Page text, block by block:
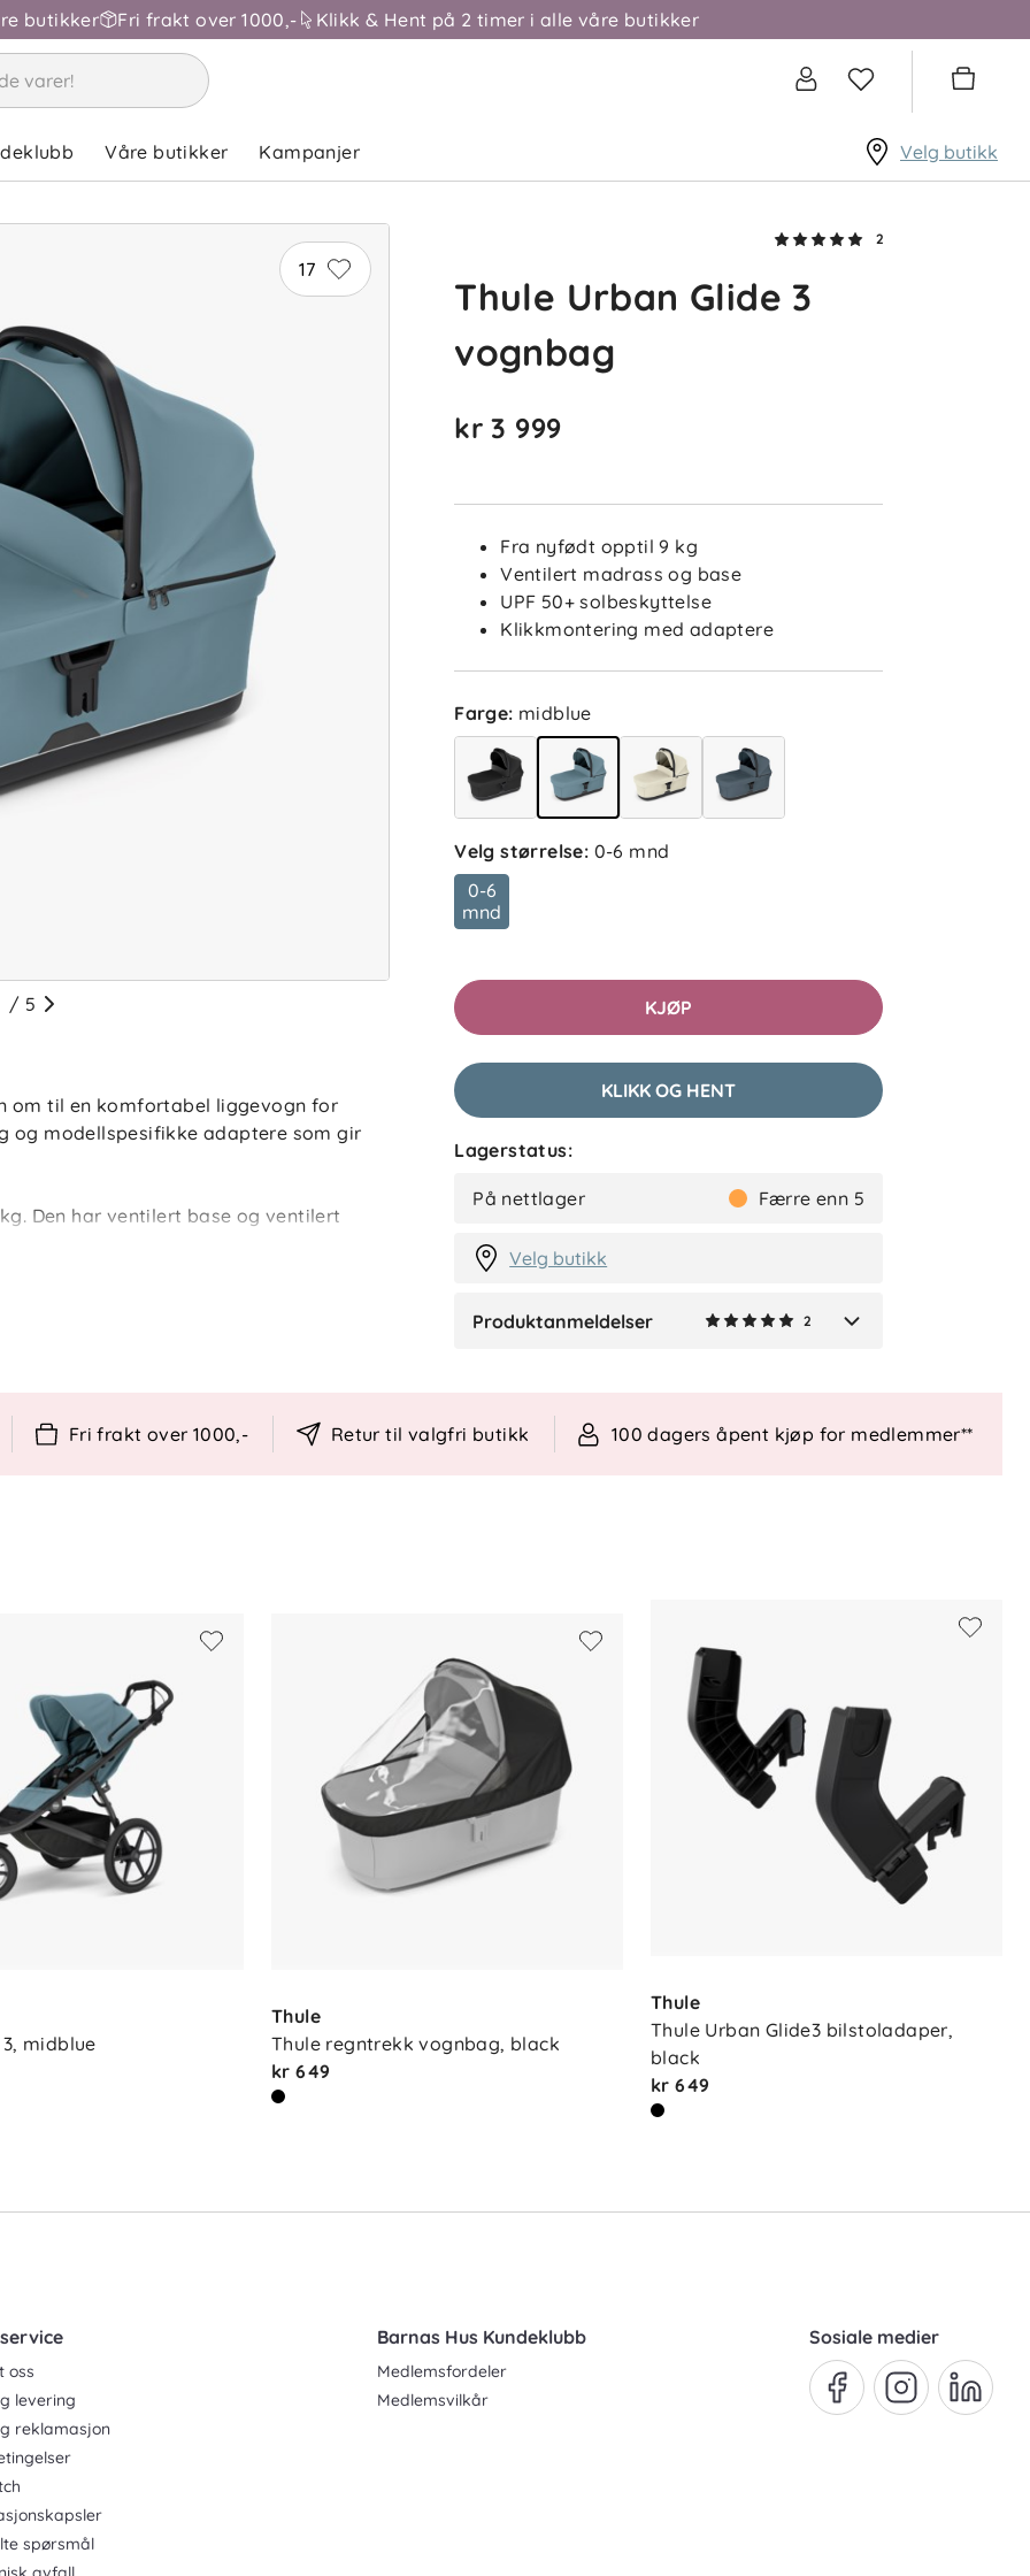
butikker Fri frakt over 1000,- Klikk & Hent på 2 timer i alle våre butikker
Våre butikker Kampanjer Velg butikk
17
/ 5
om til en komfortabel liggevogn for
og modellspesifikke adaptere som gir
Den har ventilert base og ventilert
2
Thule Urban Glide 3
vognbag
kr 3 999
Fra nyfødt opptil 9 kg
Ventilert madrass og base
UPF 50+ solbeskyttelse
Klikkmontering med adaptere
Farge: midblue
Velg størrelse: 0-6 mnd
0-6
mnd
KJØP
KLIKK OG HENT
Lagerstatus:
På nettlager Færre enn 5
Velg butikk
Produktanmeldelser 2
5.0
4
3
Sorter etter
HA
2 måneder siden
M
Fri frakt over 1000,- Retur til valgfri butikk 100 dagers åpent kjøp for medlemmer**
midblue
Thule
Thule regntrekk vognbag, black
kr 649
Thule
Thule Urban Glide3 bilstoladaper,
black
kr 649
oss
levering
reklamasjon
spørsmål
Barnas Hus Kundeklubb
Medlemsfordeler
Medlemsvilkår
Sosiale medier